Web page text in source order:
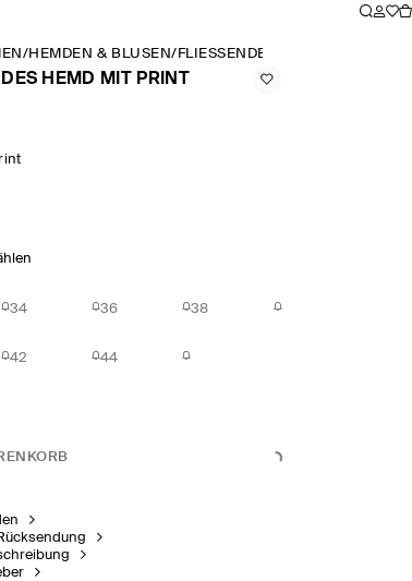
/HEMDEN & BLUSEN/ FLIESSENDES HEMD MIT PRINT
HEMD MIT PRINT
34 36 38
42 44